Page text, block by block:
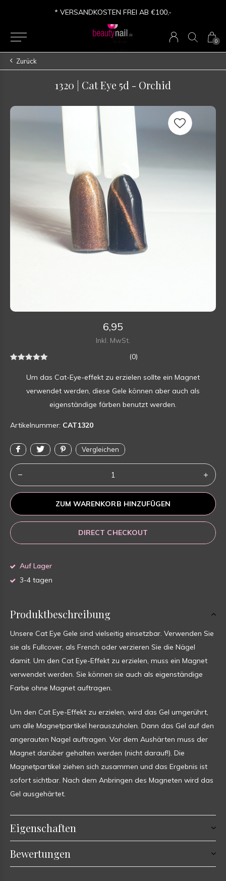
0
* VERSANDKOSTEN FREI AB €100,-
Zurück
1320 | Cat Eye 5d - Orchid
6,95
Inkl. MwSt.
(0)
Um das Cat-Eye-effekt zu erzielen sollte ein Magnet
verwendet werden, diese Gele können aber auch als
eigenständige färben benutzt werden.
Artikelnummer: CAT1320
Vergleichen
ZUM WARENKORB HINZUFÜGEN
DIRECT CHECKOUT
Auf Lager
3-4 tagen
Produktbeschreibung
Unsere Cat Eye Gele sind vielseitig einsetzbar. Verwenden Sie
sie als Fullcover, als French oder verzieren Sie die Nägel
damit. Um den Cat Eye-Effekt zu erzielen, muss ein Magnet
verwendet werden. Sie können sie auch als eigenständige
Farbe ohne Magnet auftragen.
Um den Cat Eye-Effekt zu erzielen, wird das Gel umgerührt,
um alle Magnetpartikel herauszuholen. Dann das Gel auf den
angerauten Nagel auftragen. Vor dem Aushärten muss der
Magnet darüber gehalten werden (nicht darauf!). Die
Magnetpartikel ziehen sich zusammen und das Ergebnis ist
sofort sichtbar. Nach dem Anbringen des Magneten wird das
Gel ausgehärtet.
Eigenschaften
Bewertungen